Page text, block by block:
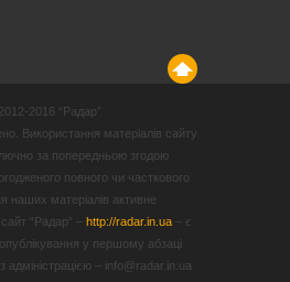
2016 “Радар”
Використання матеріалів сайту
за попередньою згодою
повного чи часткового
наших матеріалів активне
“Радар” – http://radar.in.ua– є
у першому абзаці
адміністрацією – info@radar.in.ua